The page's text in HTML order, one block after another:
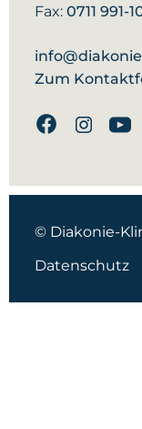
Fax: 0711 991-
Zum
Facebook
© Diakonie-
Datenschutz